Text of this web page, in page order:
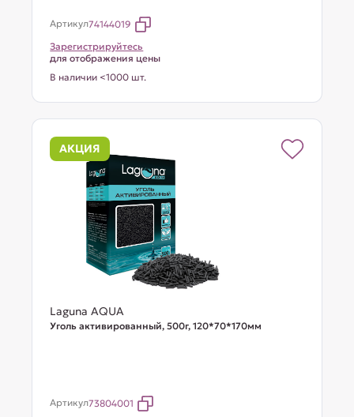
Артикул74144019
Зарегистрируйтесь
для отображения цены
В наличии <1000 шт.
АКЦИЯ
Laguna AQUA
Уголь активированный, 500г, 120*70*170мм
Артикул73804001